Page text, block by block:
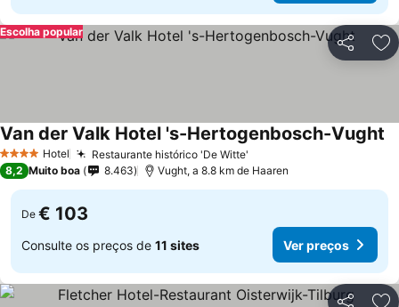
Partilhar
Escolha popular
4 EstrelasHotel Restaurante histórico 'De Witte'
Van der Valk Hotel 's-Hertogenbosch-Vught
8,2 Muito boa 8.463 Vught, a 8.8 km de Haaren
De € 103
Consulte os preços de 11 sites Ver preços